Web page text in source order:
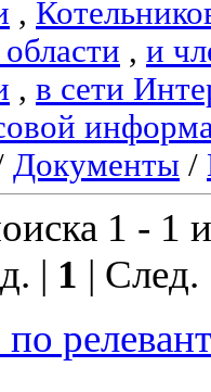
,
, и
, в сети
Документы /
1 - 1
| 1 |